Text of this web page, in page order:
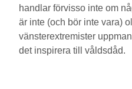
handlar förvisso inte om
är inte (och bör inte vara)
vänsterextremister
det inspirera till våldsdåd.